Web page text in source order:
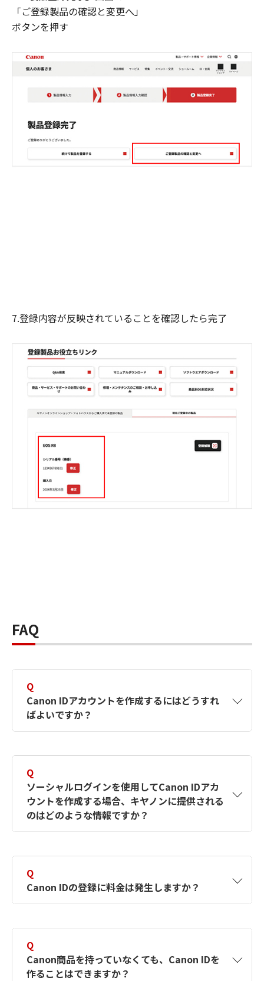
「ご登録製品の確認と変更へ」
ボタンを押す
7.登録内容が反映されていることを確認したら完了
FAQ
Q
Canon IDアカウントを作成するにはどうすれ
ばよいですか？
す。詳しい作成方法は【カメラ】Canon IDとは
何ですか？Canon IDの作成方法は？をご確認く
ださい。
Q
ソーシャルログインを使用してCanon IDアカ
ウントを作成する場合、キヤノンに提供される
のはどのような情報ですか？
択したサービスから取得します。アカウントを
簡単に作成できるように、この情報を使用して
Canon IDの登録フォームを入力します。
Q
Canon IDの登録に料金は発生しますか？
Q
Canon商品を持っていなくても、Canon IDを
作ることはできますか？